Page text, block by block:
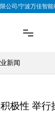
公司/宁波万佳智能
新闻
极性 举行